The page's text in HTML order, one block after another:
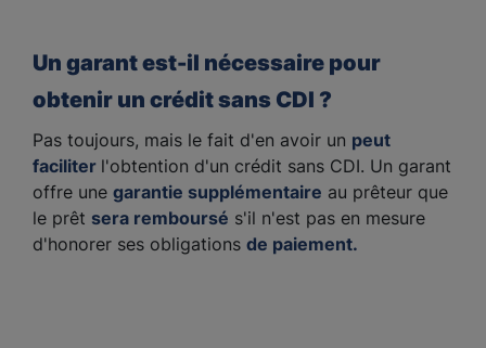
Un garant est-il nécessaire pour
obtenir un crédit sans CDI ?
Pas toujours, mais le fait d'en avoir un peut
faciliter l'obtention d'un crédit sans CDI. Un garant
offre une garantie supplémentaire au prêteur que
le prêt sera remboursé s'il n'est pas en mesure
d'honorer ses obligations de paiement.